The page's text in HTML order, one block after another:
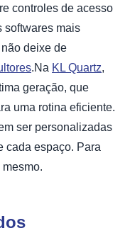
controles de acesso
softwares mais
deixe de
.Na KL Quartz,
geração, que
uma rotina eficiente.
ser personalizadas
cada espaço. Para